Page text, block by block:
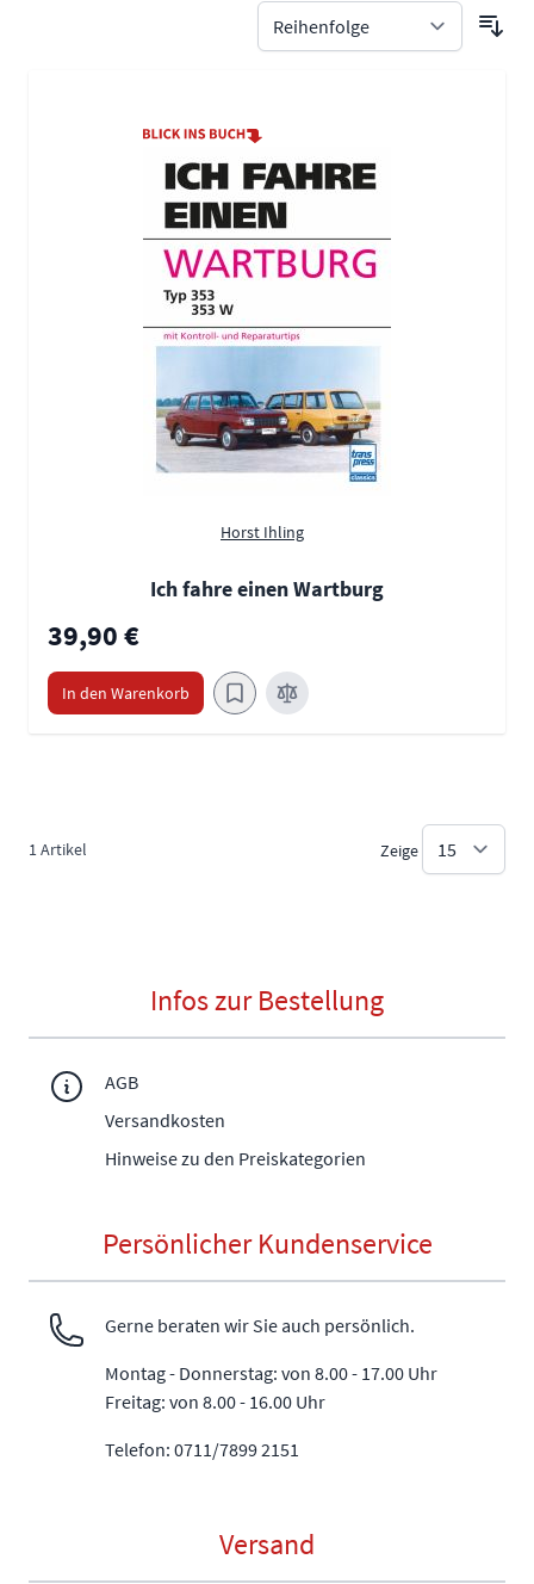
Horst Ihling
Ich fahre einen Wartburg
39,90 €
In den Warenkorb
1Artikel Zeige
Infos zur Bestellung
AGB
Versandkosten
Hinweise zu den Preiskategorien
Persönlicher Kundenservice
Gerne beraten wir Sie auch persönlich.
Montag - Donnerstag: von 8.00 - 17.00 Uhr
Freitag: von 8.00 - 16.00 Uhr
Telefon: 0711/7899 2151
Versand